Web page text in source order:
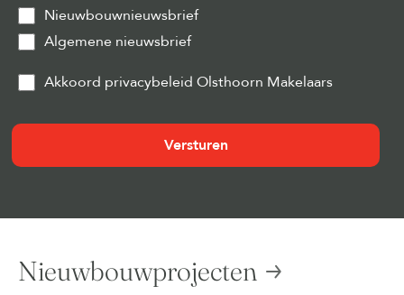
Nieuwbouwnieuwsbrief
Algemene nieuwsbrief
Privacy
Cookies
Akkoord privacybeleid Olsthoorn Makelaars
Nieuwbouwprojecten